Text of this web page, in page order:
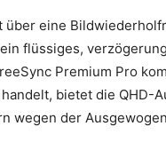
über eine
flüssiges,
Premium Pro
bietet die QHD-
wegen der